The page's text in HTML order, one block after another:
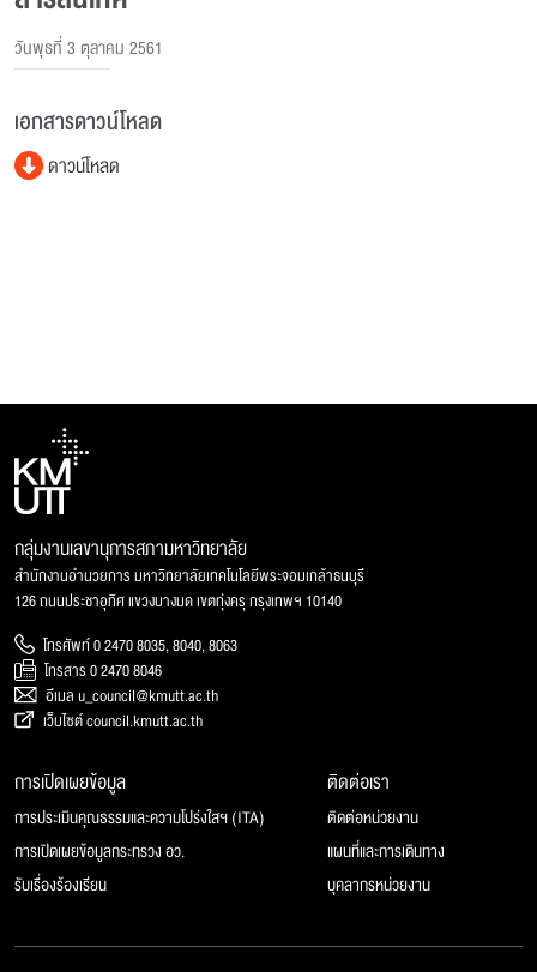
วันพุธที่ 3 ตุลาคม 2561
เอกสารดาวน์โหลด
ดาวน์โหลด
กลุ่มงานเลขานุการสภามหาวิทยาลัย
สำนักงานอำนวยการ มหาวิทยาลัยเทคโนโลยีพระจอมเกล้าธนบุรี
126 ถนนประชาอุทิศ แขวงบางมด เขตทุ่งครุ กรุงเทพฯ 10140
โทรศัพท์ 0 2470 8035, 8040, 8063
โทรสาร 0 2470 8046
อีเมล u_council@kmutt.ac.th
เว็บไซต์ council.kmutt.ac.th
การเปิดเผยข้อมูล
การประเมินคุณธรรมและความโปร่งใสฯ (ITA)
การเปิดเผยข้อมูลกระทรวง อว.
รับเรื่องร้องเรียน
ติดต่อเรา
ติดต่อหน่วยงาน
แผนที่และการเดินทาง
บุคลากรหน่วยงาน